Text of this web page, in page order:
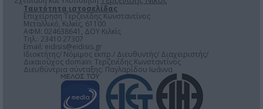
Ταυτότητα ιστοσελίδας
Επιχείρηση Τερζενίδης Κωνσταντίνος
Μεταλλικό, Κιλκίς, 61100
ΑΦΜ: 024638641, ΔΟΥ Κιλκίς
Τηλ.: 23410 27307
Email: eidisis@eidisis.gr
Ιδιοκτήτης/ Νόμιμος εκπρ./ Διευθυντής/ Διαχειριστής/
Δικαιούχος domain: Τερζενίδης Κωνσταντίνος
Διευθύντρια σύνταξης: Παγλαρίδου Ιωάννα